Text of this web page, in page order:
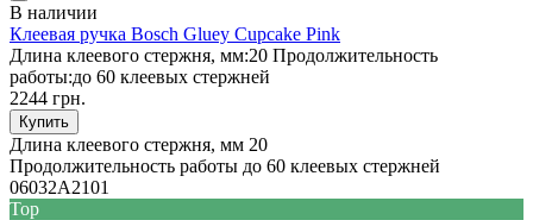
В наличии
Клеевая ручка Bosch Gluey Cupcake Pink
Длина клеевого стержня, мм:20 Продолжительность
работы:до 60 клеевых стержней
2244 грн.
Купить
Длина клеевого стержня, мм 20
Продолжительность работы до 60 клеевых стержней
06032A2101
Top